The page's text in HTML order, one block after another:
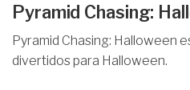
Pyramid Chasing:
Pyramid Chasing: Halloween
divertidos para Halloween.